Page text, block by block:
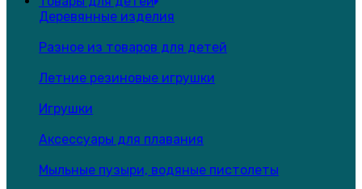
Деревянные изделия
Разное из товаров для детей
Летние резиновые игрушки
Игрушки
Аксессуары для плавания
Мыльные пузыри, водяные пистолеты